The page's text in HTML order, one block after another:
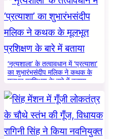
‘नृत्यशाला’ के तत्वावधान में ‘प्रत्याशा’
का शुभारंभसंदीप मलिक ने कथक के
मूलभूत प्रशिक्षण के बारे में बताया